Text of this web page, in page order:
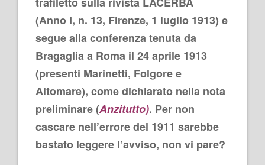
(Anno I, n. 13, Firenze, 1 luglio 1913) e
segue alla conferenza tenuta da
Bragaglia a Roma il 24 aprile 1913
(presenti Marinetti, Folgore e
Altomare), come dichiarato nella nota
preliminare (Anzitutto). Per non
cascare nell’errore del 1911 sarebbe
bastato leggere l’avviso, non vi pare?